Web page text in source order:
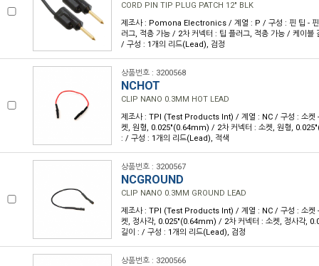
CORD PIN TIP PLUG PATCH 12" BLK
제조사 : Pomona Electronics / 계열 : P / 구성 : 핀 팁 - 핀
러그, 적층 가능 / 2차 커넥터 : 팁 플러그, 적층 가능 / 케이
/ 구성 : 1개의 리드(Lead), 검정
상품번호 : 3200568
NCHOT
CLIP NANO 0.3MM HOT LEAD
제조사 : TPI (Test Products Int) / 계열 : NC / 구성 : 소켓
켓, 원형, 0.025"(0.64mm) / 2차 커넥터 : 소켓, 원형,
: / 구성 : 1개의 리드(Lead), 적색
상품번호 : 3200567
NCGROUND
CLIP NANO 0.3MM GROUND LEAD
제조사 : TPI (Test Products Int) / 계열 : NC / 구성 : 소켓
켓, 정사각, 0.025"(0.64mm) / 2차 커넥터 : 소켓, 정사각,
길이 : / 구성 : 1개의 리드(Lead), 검정
상품번호 : 3200566